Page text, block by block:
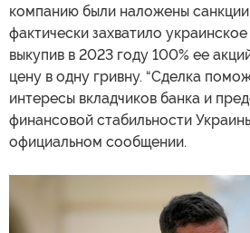
компанию были наложены
фактически захватило
выкупив в 2023 году 100% ее
цену в одну гривну. “Сделка
интересы вкладчиков банка и
финансовой стабильности
официальном сообщении.